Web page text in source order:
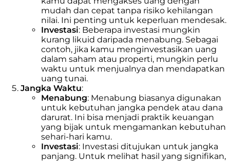
mudah dan cepat tanpa risiko kehilangan
nilai. Ini penting untuk keperluan mendesak.
Investasi: Beberapa investasi mungkin
kurang likuid daripada menabung. Sebagai
contoh, jika kamu menginvestasikan uang
dalam saham atau properti, mungkin perlu
waktu untuk menjualnya dan mendapatkan
uang tunai.
Jangka Waktu:
Menabung: Menabung biasanya digunakan
untuk kebutuhan jangka pendek atau dana
darurat. Ini bisa menjadi praktik keuangan
yang bijak untuk mengamankan kebutuhan
sehari-hari kamu.
Investasi: Investasi ditujukan untuk jangka
panjang. Untuk melihat hasil yang signifikan,